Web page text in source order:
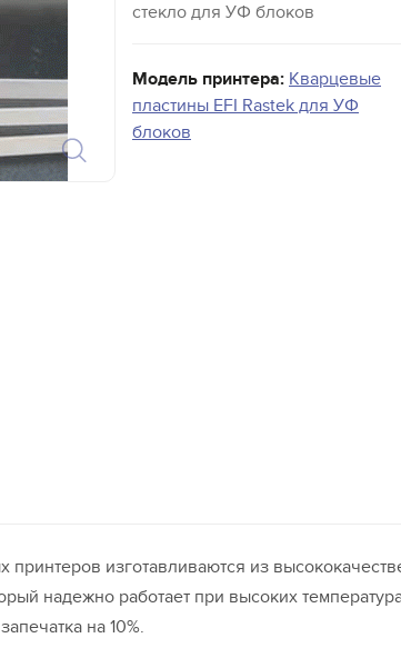
стекло для УФ блоков
Модель принтера: Кварцевые
пластины EFI Rastek для УФ
блоков
изготавливаются из
надежно работает при высоких
на 10%.